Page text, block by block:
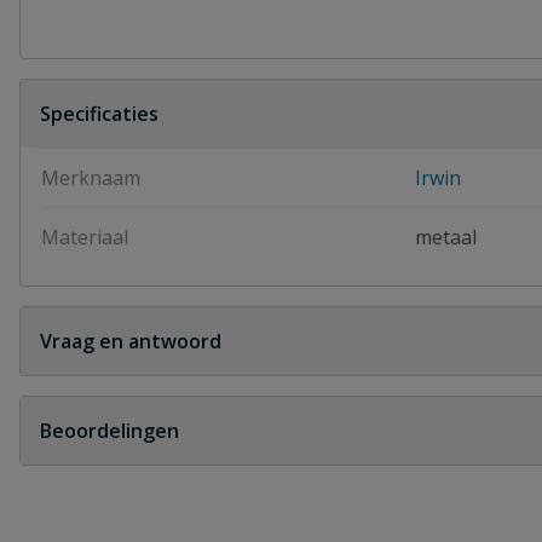
Specificaties
Merknaam Irwin
Materiaal metaal
Vraag en antwoord
Geen vragen
Beoordelingen